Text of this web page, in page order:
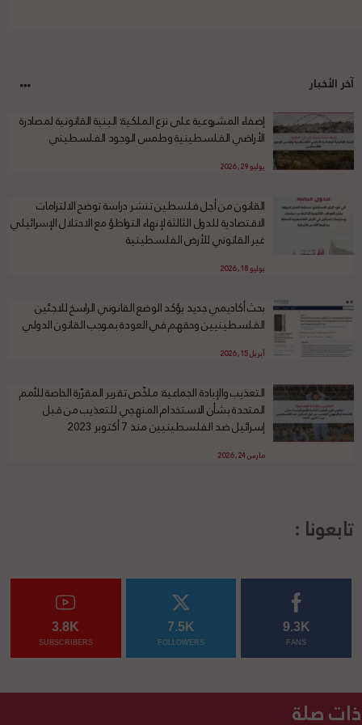
آخر الأخبار
إضفاء المشروعية على نزع الملكية: البنية القانونية لمصادرة
الأراضي الفلسطينية وطمس الوجود الفلسطيني
يوليو 29, 2026
القانون من أجل فلسطين تنشر دراسة توضح الالتزامات
الاقتصادية للدول الثالثة لإنهاء التواطؤ مع الاحتلال الإسرائيلي
غير القانوني للأرض الفلسطينية
يوليو 18, 2026
بحث أكاديمي جديد يؤكد الوضع القانوني الراسخ للاجئين
الفلسطينيين وحقهم في العودة بموجب القانون الدولي
أبريل 15, 2026
التعذيب والإبادة الجماعية: ملخّص تقرير المقرّرة الخاصة للأمم
المتحدة بشأن الاستخدام المنهجي للتعذيب من قبل
إسرائيل ضد الفلسطينيين منذ 7 أكتوبر 2023
مارس 24, 2026
تابعونا :
9.3K
FANS
7.5K
FOLLOWERS
3.8K
SUBSCRIBERS
ذات صلة